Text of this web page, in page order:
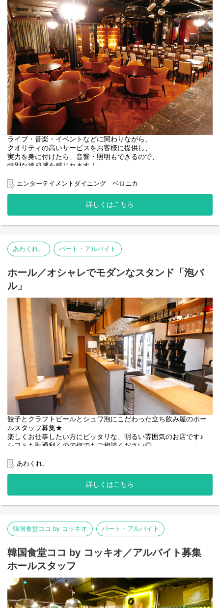
ライブ・音楽・イベントなどに関わりながら、
クオリティの高いサービスをお客様に提供し、
実力を身に付けたら、音響・照明もできるので、
特別な達成感を感じれます！
エンターテイメントダイニング ベロニカ
詳しくはこちら
あわくれ。 パート・アルバイト
ホール／オシャレでモダンなスタンド「泡バ
ル」
餃子とクラフトビールとシュワ泡にこだわった立ち飲み屋のホー
ルスタッフ募集★
楽しくお仕事したい方にピッタリな、明るい雰囲気のお店です♪
シフトも融通利くので何でもご相談ください◎
【仕事内容】
ホールでの接客やお料理の提供、お席の片付け等をお願いしま
・お客様がいらっしゃったら席までご案内
・オーダーを伺う
・お料理やドリンク
・ドリンク作成
・レジ対応
まずはできることからお願いしていきますので、未経験の方もご
安心ください。
あわくれ。
詳しくはこちら
韓国食堂ココ by コッキオ パート・アルバイト
韓国食堂ココ by コッキオ／アルバイト募集
ホールスタッフ